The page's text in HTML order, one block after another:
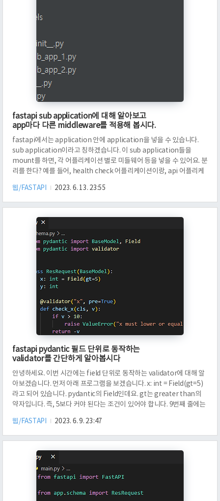
fastapi sub application에 대해 알아보고
app마다 다른 middleware를 적용해 봅시다.
fastapi에서는 application 안에 application을 넣을 수 있습니다.
sub application이라고 칭하겠습니다. 이 sub application들을
mount를 하면, 각 어플리케이션 별로 미들웨어 등을 넣을 수 있어요. 분
리를 한다? 예를 들어, health check 어플리케이션이랑, api 어플리케
패키지 구조부터 보겠습니다. 별 다른 것은 없고요. sub 패키지 안에
sub_app_1.py와 sub_app_2.py가 있는 구조에요. 먼저 main.py를
른 하나는 /sub2에 mount 합니다. 여기까지 어렵지 않지요? ..
웹/FASTAPI 2023. 6. 13. 23:55
fastapi pydantic 필드 단위로 동작하는
validator를 간단하게 알아봅시다
안녕하세요. 이번 시간에는 field 단위로 동작하는 validator에 대해 알
아보겠습니다. 먼저 아래 프로그램을 보겠습니다. x: int = Field(gt=5)
라고 되어 있습니다. pydantic의 Field인데요. gt는 greater than의
약자입니다. 즉, 5보다 커야 된다는 조건이 있어야 합니다. 9번째 줄에는
드명 x에 대한 커스텀 벨리데이터 함수는 check_x를 의미해요. 1번째
인자는 cls, 2번째 인자는 v인데요. v는 실제로 check_x에 들어온 필드
ValueError를 떨어트리게 됩니다. pre=True라고 되어 있는데요...
웹/FASTAPI 2023. 6. 9. 23:47